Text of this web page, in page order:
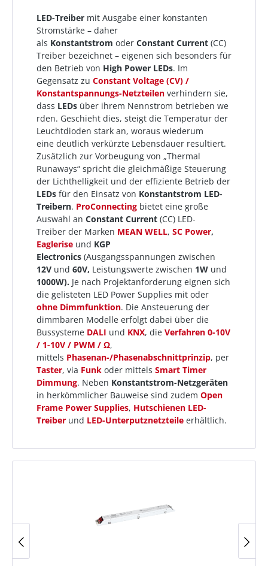
LED-Treiber mit Ausgabe einer konstanten
Stromstärke – daher
als Konstantstrom oder Constant Current (CC)
Treiber bezeichnet – eigenen sich besonders für
den Betrieb von High Power LEDs. Im
Gegensatz zu Constant Voltage (CV) /
Konstantspannungs-Netzteilen verhindern sie,
dass LEDs über ihrem Nennstrom betrieben we
rden. Geschieht dies, steigt die Temperatur der
Leuchtdioden stark an, woraus wiederum
eine deutlich verkürzte Lebensdauer resultiert.
Zusätzlich zur Vorbeugung von „Thermal
Runaways“ spricht die gleichmäßige Steuerung
der Lichthelligkeit und der effiziente Betrieb der
LEDs für den Einsatz von Konstantstrom LED-
Treibern. ProConnecting bietet eine große
Auswahl an Constant Current (CC) LED-
Treiber der Marken MEAN WELL, SC Power,
Eaglerise und KGP
Electronics (Ausgangsspannungen zwischen
12V und 60V, Leistungswerte zwischen 1W und
1000W). Je nach Projektanforderung eignen sich
die gelisteten LED Power Supplies mit oder
ohne Dimmfunktion. Die Ansteuerung der
dimmbaren Modelle erfolgt dabei über die
Bussysteme DALI und KNX, die Verfahren 0-10V
/ 1-10V / PWM / Ω,
mittels Phasenan-/Phasenabschnittprinzip, per
Taster, via Funk oder mittels Smart Timer
Dimmung. Neben Konstantstrom-Netzgeräten
in herkömmlicher Bauweise sind zudem Open
Frame Power Supplies, Hutschienen LED-
Treiber und LED-Unterputznetzteile erhältlich.